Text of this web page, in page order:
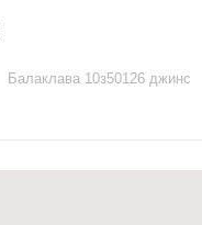
Балаклава 10з50126 джинс